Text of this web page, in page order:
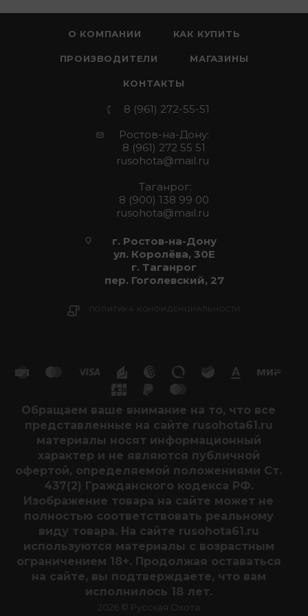
О КОМПАНИИ КАК КУПИТЬ
ПРОИЗВОДИТЕЛИ МАГАЗИНЫ
КОНТАКТЫ
8 (961) 272-55-51
Ростов-на-Дону:
8 (961) 272 55 51
rusohota@mail.ru
Таганрог:
8 (900) 138 99 00
rusohota@mail.ru
г. Ростов-на-Дону
ул. Королёва, 30Е
г. Таганрог
пер. Гоголевский, 27
ПОЛИТИКА КОНФИДЕНЦИАЛЬНОСТИ
Обращаем ваше внимание на то, что все
представленные на сайте rusohota61.ru
материалы носят информационный
характер и не являются публичной
офертой, определяемой положениями Ст.
437(2) Гражданского кодекса РФ.
Изображение товара на сайте может не
полностью соответствовать реальному
виду товара. На сайте rusohota61.ru
используются материалы с возрастным
ограничением 18+. Продолжая оставаться
на сайте, вы подтверждаете, что вам
исполнилось 18 лет.
2026 © Русская Охота